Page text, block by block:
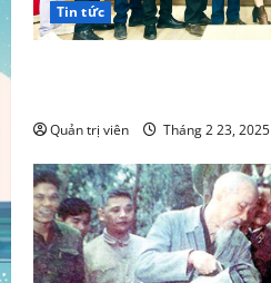
Tin tức
Quản trị viên Tháng 2 23, 2025